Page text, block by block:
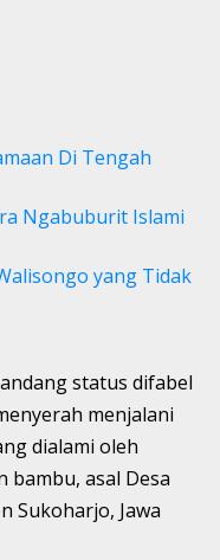
Di Tengah
Ngabuburit Islami
yang Tidak
status difabel
menjalani
dialami oleh
bambu, asal Desa
Sukoharjo, Jawa